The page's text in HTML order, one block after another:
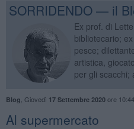
SORRIDENDO — il
Ex prof. di
bibliotecario;
pesce;
artistica,
per gli scacchi;
Blog Giovedì 17 Settembre 2020ore 10:44
Al supermercato